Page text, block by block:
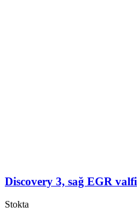
Discovery 3, sağ EGR valfi
Stokta